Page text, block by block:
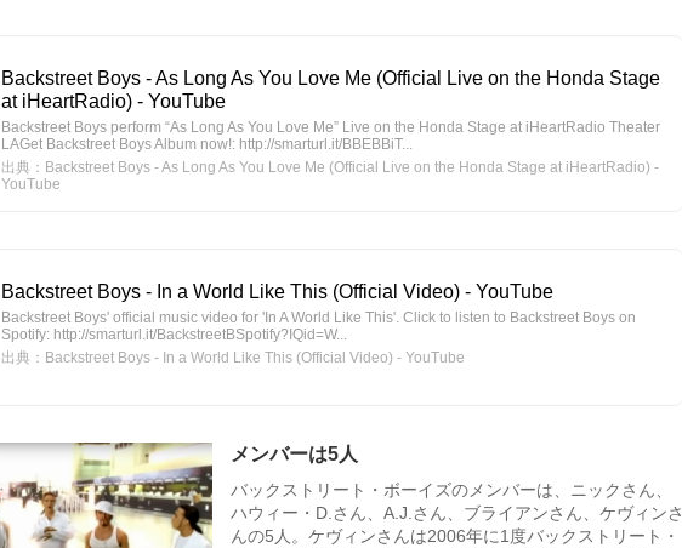
Backstreet Boys - As Long As You Love Me (Official Live on the Honda Stage
at iHeartRadio) - YouTube
Backstreet Boys perform “As Long As You Love Me” Live on the Honda Stage at iHeartRadio Theater
LAGet Backstreet Boys Album now!: http://smarturl.it/BBEBBiT...
出典：Backstreet Boys - As Long As You Love Me (Official Live on the Honda Stage at iHeartRadio) -
YouTube
Backstreet Boys - In a World Like This (Official Video) - YouTube
Backstreet Boys' official music video for 'In A World Like This'. Click to listen to Backstreet Boys on
Spotify: http://smarturl.it/BackstreetBSpotify?IQid=W...
出典：Backstreet Boys - In a World Like This (Official Video) - YouTube
メンバーは5人
バックストリート・ボーイズのメンバーは、ニックさん、
ハウィー・D.さん、A.J.さん、ブライアンさん、ケヴィンさ
んの5人。ケヴィンさんは2006年に1度バックストリート・